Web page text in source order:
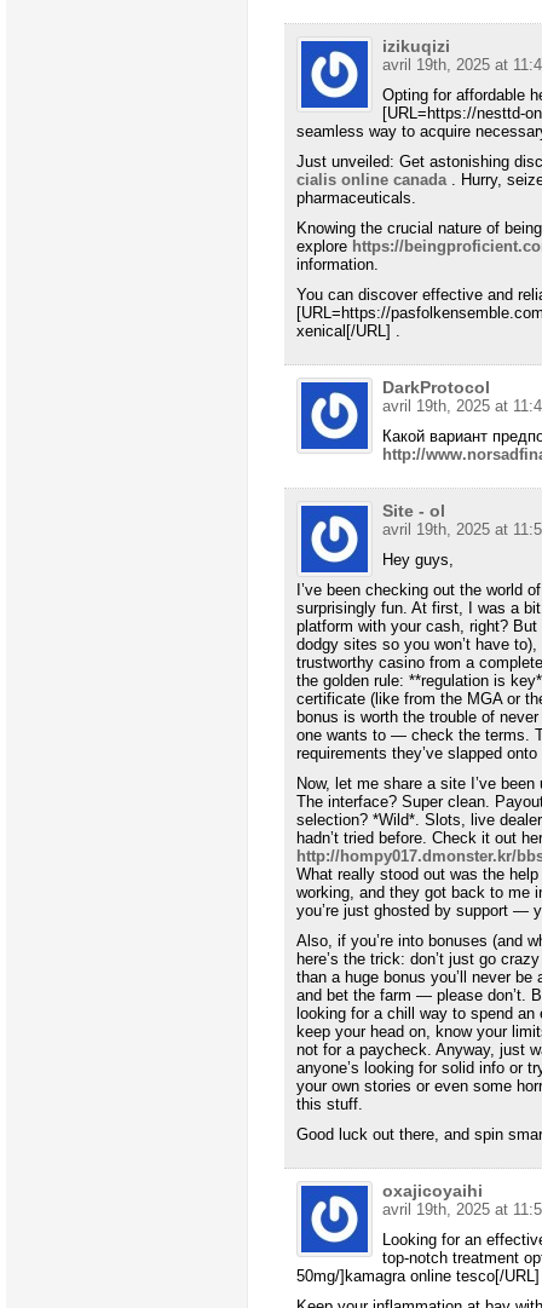
izikuqizi
avril 19th, 2025 at
Opting for affordable
[URL=https://nesttd-
seamless way to acquire
Just unveiled: Get astonishing
cialis online canada. Hurry,
pharmaceuticals.
Knowing the crucial nature of
explore https://
information.
You can discover effective and
[URL=https://
xenical[/URL] .
DarkProtocol
avril 19th, 2025 at
Какой вариант
http://
Site - ol
avril 19th, 2025 at
Hey guys,
I’ve been checking out the world
surprisingly fun. At first, I was a
platform with your cash, right?
dodgy sites so you won’t have
trustworthy casino from a
the golden rule: **regulation is
certificate (like from the MGA or
bonus is worth the trouble of
one wants to — check the terms.
requirements they’ve slapped
Now, let me share a site I’ve
The interface? Super clean.
selection? *Wild*. Slots, live
hadn’t tried before. Check it out
http://hompy017.dmonster.kr/
What really stood out was the
working, and they got back to me
you’re just ghosted by support —
Also, if you’re into bonuses (and
here’s the trick: don’t just go
than a huge bonus you’ll never
and bet the farm — please don’t.
looking for a chill way to spend
keep your head on, know your
not for a paycheck. Anyway, just
anyone’s looking for solid info or
your own stories or even some
this stuff.
Good luck out there, and spin
oxajicoyaihi
avril 19th, 2025 at
Looking for an
top-notch treatment
50mg/]kamagra online tesco[/